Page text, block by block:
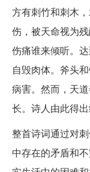
方有刺竹和刺木
伤，被天命视为
伤痛谁来倾听。
自毁肉体。斧头
病害。然而，天
长。诗人由此得
整首诗词通过对
中存在的矛盾和